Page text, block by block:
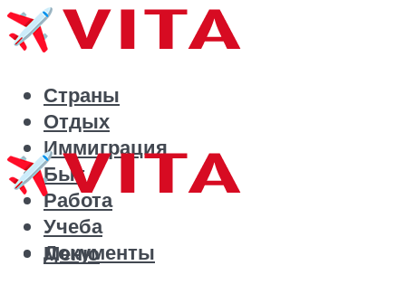
Страны
Отдых
Иммиграция
Быт
Работа
Учеба
Документы
Меню